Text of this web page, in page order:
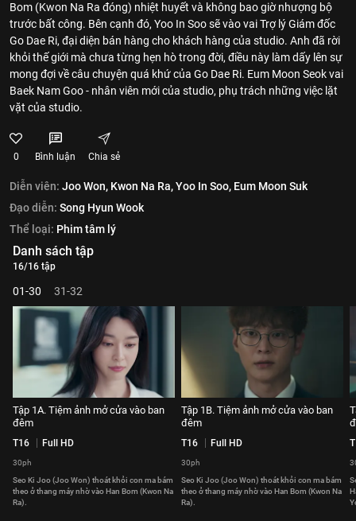
Bom (Kwon Na Ra đóng) nhiệt huyết và không bao giờ nhượng bộ
trước bất công. Bên cạnh đó, Yoo In Soo sẽ vào vai Trợ lý Giám đốc
Go Dae Ri, đại diện bán hàng cho khách hàng của studio. Anh đã rời
khỏi thế giới mà chưa từng hẹn hò trong đời, điều này làm dấy lên sự
mong đợi về câu chuyện quá khứ của Go Dae Ri. Eum Moon Seok vai
Baek Nam Goo - nhân viên mới của studio, phụ trách những việc lặt
vặt của studio.
0 Bình luận Chia sẻ
Diễn viên: Joo Won, Kwon Na Ra,Yoo In Soo, Eum Moon Suk
Đạo diễn: Song Hyun Wook
Thể loại: Phim tâm lý
Danh sách tập
16/16 tập
01-30 31-32
Tập 1A. Tiệm ảnh mở cửa vào ban
đêm
T16 Full HD
30ph
Seo Ki Joo (Joo Won) thoát khỏi con ma bám
theo ở thang máy nhờ vào Han Bom (Kwon Na
Ra).
Tập 1B. Tiệm ảnh mở cửa vào ban
đêm
T16 Full HD
30ph
Seo Ki Joo (Joo Won) thoát khỏi con ma bám
theo ở thang máy nhờ vào Han Bom (Kwon Na
Ra).